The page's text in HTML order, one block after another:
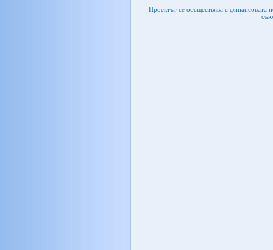
Проектът се осъществява с финансовата